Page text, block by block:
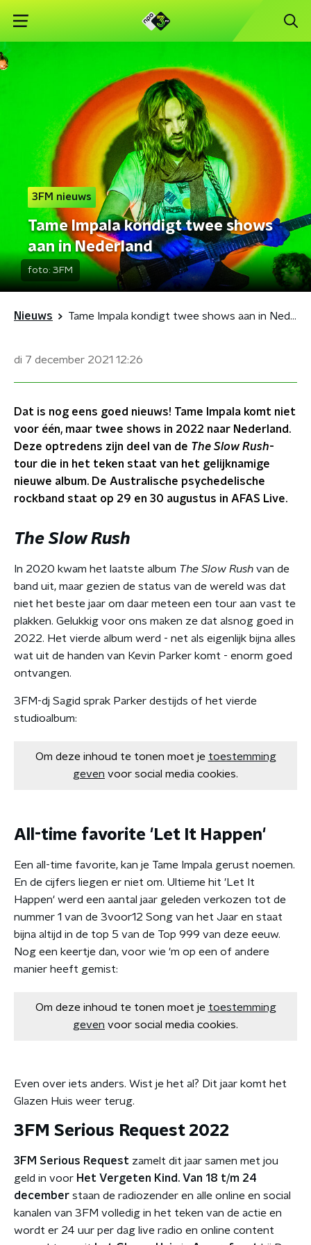
3FM nieuws
Tame Impala kondigt twee shows
aan in Nederland
foto: 3FM
Nieuws Tame Impala kondigt twee shows aan in Nederland
di 7 december 2021 12:26
Dat is nog eens goed nieuws! Tame Impala komt niet
voor één, maar twee shows in 2022 naar Nederland.
Deze optredens zijn deel van de The Slow Rush-
tour die in het teken staat van het gelijknamige
nieuwe album. De Australische psychedelische
rockband staat op 29 en 30 augustus in AFAS Live.
The Slow Rush
In 2020 kwam het laatste album The Slow Rush van de
band uit, maar gezien de status van de wereld was dat
niet het beste jaar om daar meteen een tour aan vast te
plakken. Gelukkig voor ons maken ze dat alsnog goed in
2022. Het vierde album werd - net als eigenlijk bijna alles
wat uit de handen van Kevin Parker komt - enorm goed
ontvangen.
3FM-dj Sagid sprak Parker destijds of het vierde
studioalbum:
Om deze inhoud te tonen moet je toestemming
geven voor social media cookies.
All-time favorite 'Let It Happen'
Een all-time favorite, kan je Tame Impala gerust noemen.
En de cijfers liegen er niet om. Ultieme hit 'Let It
Happen' werd een aantal jaar geleden verkozen tot de
nummer 1 van de 3voor12 Song van het Jaar en staat
bijna altijd in de top 5 van de Top 999 van deze eeuw.
Nog een keertje dan, voor wie 'm op een of andere
manier heeft gemist:
Om deze inhoud te tonen moet je toestemming
geven voor social media cookies.
Even over iets anders. Wist je het al? Dit jaar komt het
Glazen Huis weer terug.
3FM Serious Request 2022
3FM Serious Request zamelt dit jaar samen met jou
geld in voor Het Vergeten Kind. Van 18 t/m 24
december staan de radiozender en alle online en social
kanalen van 3FM volledig in het teken van de actie en
wordt er 24 uur per dag live radio en online content